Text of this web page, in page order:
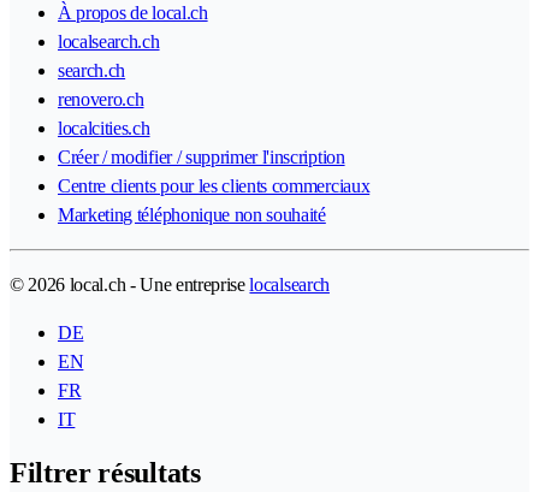
À propos de local.ch
localsearch.ch
search.ch
renovero.ch
localcities.ch
Créer / modifier / supprimer l'inscription
Centre clients pour les clients commerciaux
Marketing téléphonique non souhaité
© 2026 local.ch - Une entrepriselocalsearch
DE
EN
FR
IT
Filtrer résultats